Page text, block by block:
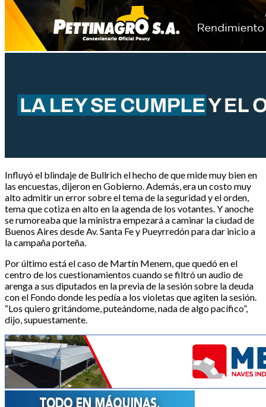
Influyó el blindaje de Bullrich el hecho de que mide muy bien en
las encuestas, dijeron en Gobierno. Además, era un costo muy
alto admitir un error sobre el tema de la seguridad y el orden,
tema que cotiza en alto en la agenda de los votantes. Y anoche
se rumoreaba que la ministra empezará a caminar la ciudad de
Buenos Aires desde Av. Santa Fe y Pueyrredón para dar inicio a
la campaña porteña.
Por último está el caso de Martín Menem, que quedó en el
centro de los cuestionamientos cuando se filtró un audio de
arenga a sus diputados en la previa de la sesión sobre la deuda
con el Fondo donde les pedía a los violetas que agiten la sesión.
“Los quiero gritándome, puteándome, nada de algo pacífico”,
dijo, supuestamente.